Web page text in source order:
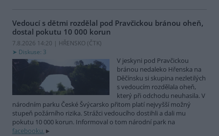
Vedoucí s dětmi rozdělal pod Pravčickou bránou oheň,
dostal pokutu 10 000 korun
7.8.2026 14:20 | HŘENSKO (ČTK)
Diskuse: 3
V jeskyni pod Pravčickou
bránou nedaleko Hřenska na
Děčínsku si skupina nezletilých
s vedoucím rozdělala oheň,
který při odchodu neuhasila. V
národním parku České Švýcarsko přitom platí nejvyšší možný
stupeň požárního rizika. Strážci vedoucího dostihli a dali mu
pokutu 10 000 korun. Informoval o tom národní park na
facebooku.